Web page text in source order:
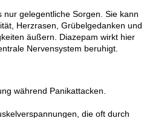
nur gelegentliche Sorgen. Sie kann
Herzrasen, Grübelgedanken und
äußern. Diazepam wirkt hier
Nervensystem beruhigt.
während Panikattacken.
die oft durch